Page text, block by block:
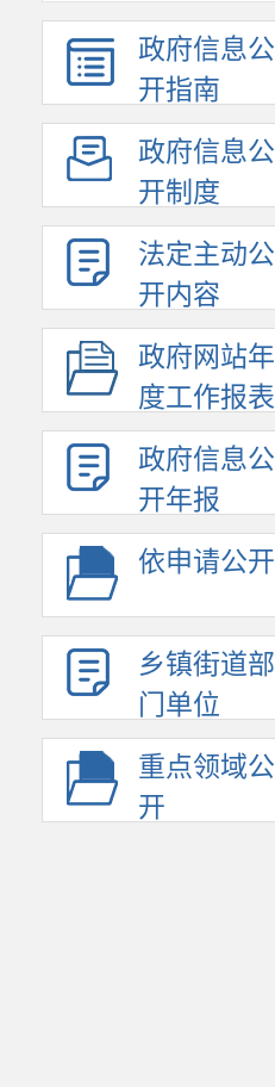
政府信息公
开指南
政府信息公
开制度
法定主动公
开内容
政府网站年
度工作报表
政府信息公
开年报
依申请公开
乡镇街道部
门单位
重点领域公
开